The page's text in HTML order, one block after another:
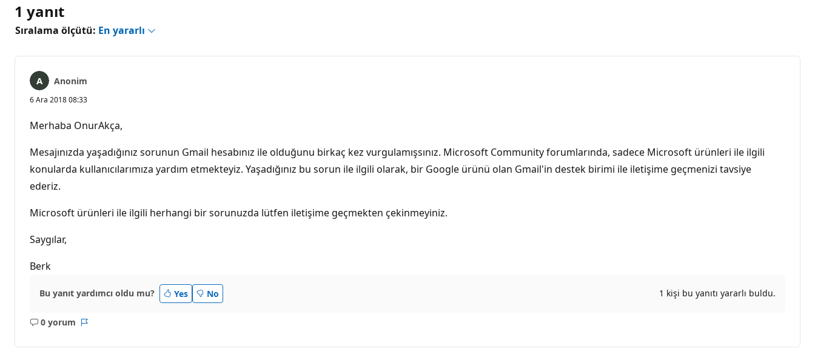
1 yanıt
Sıralama ölçütü: En yararlı
Anonim
6 Ara 2018 08:33
Merhaba OnurAkça,
Mesajınızda yaşadığınız sorunun Gmail hesabınız ile olduğunu birkaç kez vurgulamışsınız. Microsoft Community forumlarında, sadece Microsoft ürünleri ile ilgili
konularda kullanıcılarımıza yardım etmekteyiz. Yaşadığınız bu sorun ile ilgili olarak, bir Google ürünü olan Gmail'in destek birimi ile iletişime geçmenizi tavsiye
ederiz.
Microsoft ürünleri ile ilgili herhangi bir sorunuzda lütfen iletişime geçmekten çekinmeyiniz.
Saygılar,
Berk
Bu yanıt yardımcı oldu mu? Yes No 1 kişi bu yanıtı yararlı buldu.
0 yorum
Açıklama